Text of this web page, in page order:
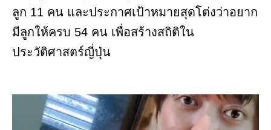
ลูก 11 คน และประกาศเป้าหมายสุดโต่งว่าอยาก
มีลูกให้ครบ 54 คน เพื่อสร้างสถิติใน
ประวัติศาสตร์ญี่ปุ่น